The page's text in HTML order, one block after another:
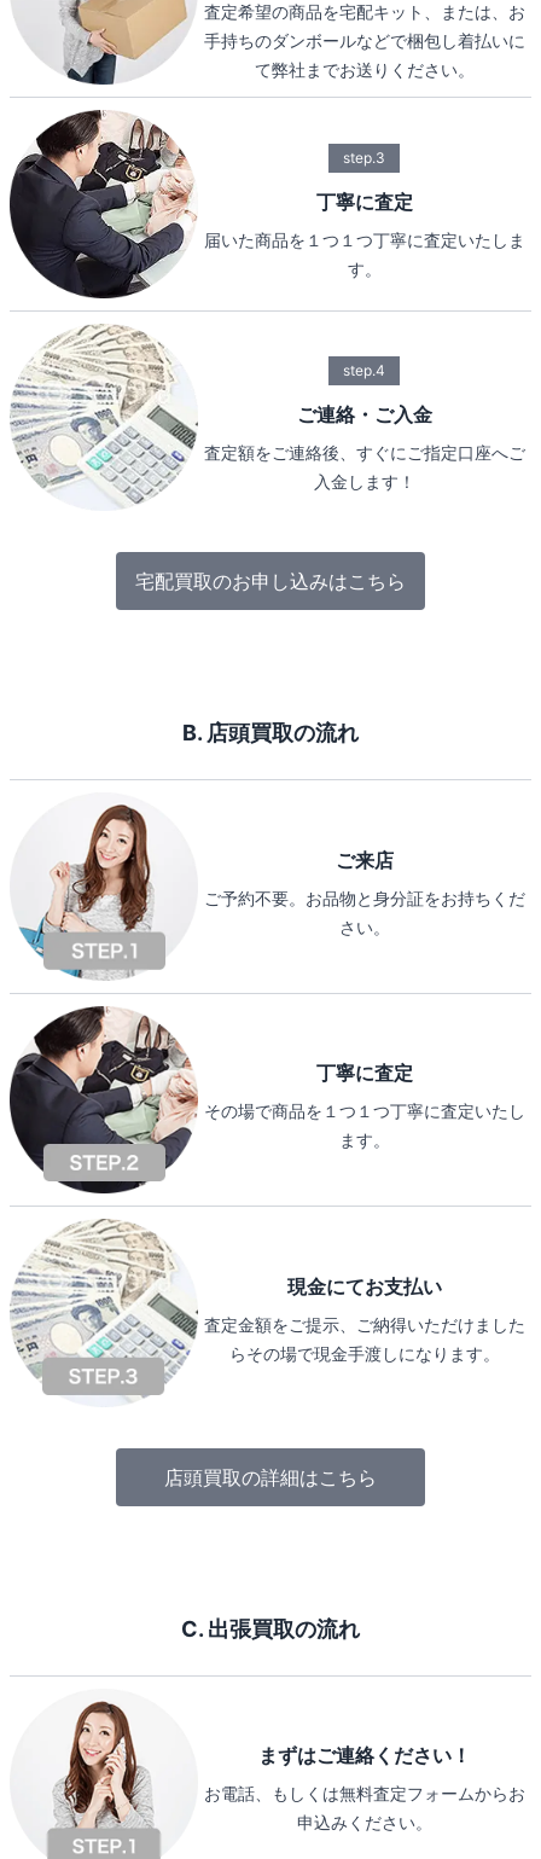
査定希望の商品を宅配キット、または、お
手持ちのダンボールなどで梱包し着払いに
て弊社までお送りください。
step.3
丁寧に査定
届いた商品を１つ１つ丁寧に査定いたしま
す。
step.4
ご連絡・ご入金
査定額をご連絡後、すぐにご指定口座へご
入金します！
宅配買取のお申し込みはこちら
B. 店頭買取の流れ
ご来店
ご予約不要。お品物と身分証をお持ちくだ
さい。
丁寧に査定
その場で商品を１つ１つ丁寧に査定いたし
ます。
現金にてお支払い
査定金額をご提示、ご納得いただけました
らその場で現金手渡しになります。
店頭買取の詳細はこちら
C. 出張買取の流れ
まずはご連絡ください！
お電話、もしくは無料査定フォームからお
申込みください。